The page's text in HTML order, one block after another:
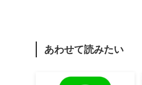
あわせて読みたい